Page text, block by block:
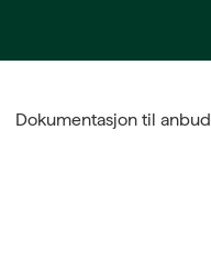
Dokumentasjon til anbud